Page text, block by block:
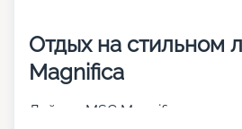
Отдых на стильном
Magnifica
Лайнер MSC Magnifica –